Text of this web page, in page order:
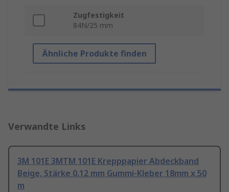
Zugfestigkeit
84N/25 mm
Ähnliche Produkte finden
Verwandte Links
3M 101E 3MTM 101E Krepppapier Abdeckband
Beige, Stärke 0.12 mm Gummi-Kleber 18mm x 50
m